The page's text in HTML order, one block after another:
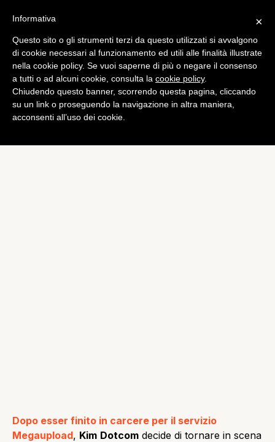
Tech
Kim Dotcom annuncia il
nuovo Megaupload, con
dominio Me.ga
diAlessandro Moretti
Dopo esser finito in carcere per il servizio
Megaupload, Kim Dotcom decide di tornare in scena
×
Informativa
Questo sito o gli strumenti terzi da questo utilizzati si avvalgono
di cookie necessari al funzionamento ed utili alle finalità illustrate
nella cookie policy. Se vuoi saperne di più o negare il consenso
a tutti o ad alcuni cookie, consulta la cookie policy.
Chiudendo questo banner, scorrendo questa pagina, cliccando
su un link o proseguendo la navigazione in altra maniera,
acconsenti all’uso dei cookie.